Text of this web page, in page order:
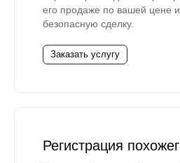
его продаже по вашей цене
безопасную сделку.
Заказать услугу
Регистрация